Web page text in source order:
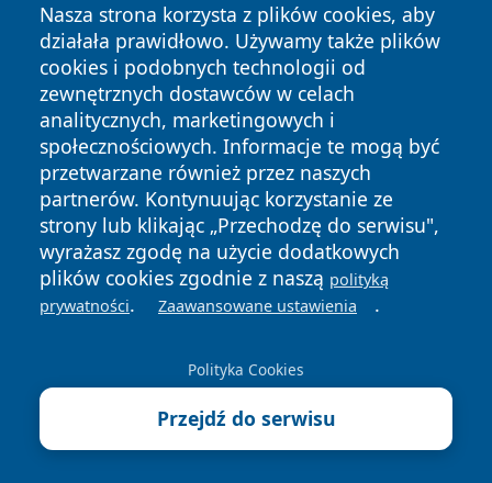
Nasza strona korzysta z plików cookies, aby
działała prawidłowo. Używamy także plików
cookies i podobnych technologii od
zewnętrznych dostawców w celach
analitycznych, marketingowych i
społecznościowych. Informacje te mogą być
przetwarzane również przez naszych
partnerów. Kontynuując korzystanie ze
strony lub klikając „Przechodzę do serwisu",
wyrażasz zgodę na użycie dodatkowych
plików cookies zgodnie z naszą polityką
prywatności. Zaawansowane ustawienia .
Polityka Cookies
Przejdź do serwisu
Copyright © 2026 portalkalisz.pl Wszystkie prawa
zastrzeżone.
News Autorzy
Polityka
Prywatności
Polityka
Cookies